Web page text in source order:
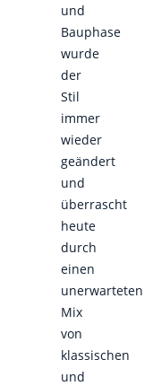
und
Bauphase
wurde
der
Stil
immer
wieder
geändert
und
überrascht
heute
durch
einen
unerwarteten
Mix
von
klassischen
und